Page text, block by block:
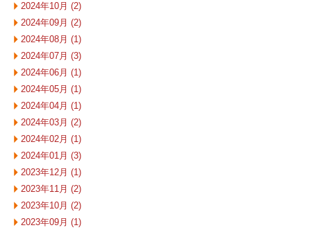
2024年10月 (2)
2024年09月 (2)
2024年08月 (1)
2024年07月 (3)
2024年06月 (1)
2024年05月 (1)
2024年04月 (1)
2024年03月 (2)
2024年02月 (1)
2024年01月 (3)
2023年12月 (1)
2023年11月 (2)
2023年10月 (2)
2023年09月 (1)